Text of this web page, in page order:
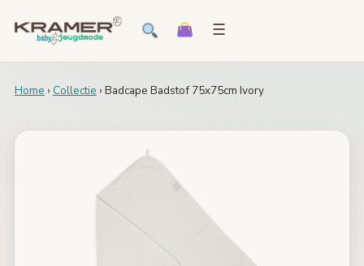
☰
Home › Collectie › Badcape Badstof 75x75cm Ivory